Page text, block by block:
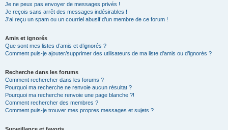
Je ne peux pas envoyer de messages privés !
Je reçois sans arrêt des messages indésirables !
J’ai reçu un spam ou un courriel abusif d’un membre de ce forum !
Amis et ignorés
Que sont mes listes d’amis et d’ignorés ?
Comment puis-je ajouter/supprimer des utilisateurs de ma liste d’amis ou d’ignorés ?
Recherche dans les forums
Comment rechercher dans les forums ?
Pourquoi ma recherche ne renvoie aucun résultat ?
Pourquoi ma recherche renvoie une page blanche ?!
Comment rechercher des membres ?
Comment puis-je trouver mes propres messages et sujets ?